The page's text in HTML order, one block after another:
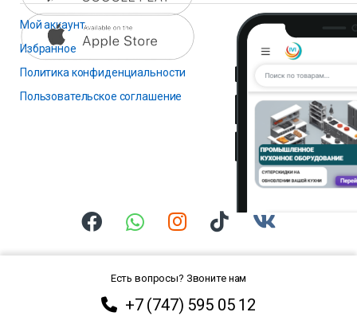
Мой аккаунт
Избранное
Политика конфиденциальности
Пользовательское соглашение
Есть вопросы? Звоните нам
+7 (747) 595 05 12